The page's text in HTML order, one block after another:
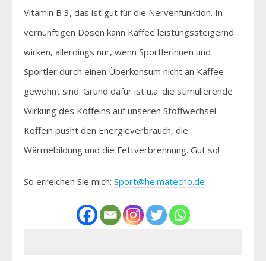
Vitamin B 3, das ist gut für die Nervenfunktion. In
vernünftigen Dosen kann Kaffee leistungssteigernd
wirken, allerdings nur, wenn Sportlerinnen und
Sportler durch einen Überkonsum nicht an Kaffee
gewöhnt sind. Grund dafür ist u.a. die stimulierende
Wirkung des Koffeins auf unseren Stoffwechsel –
Koffein pusht den Energieverbrauch, die
Wärmebildung und die Fettverbrennung. Gut so!
So erreichen Sie mich: Sport@heimatecho.de